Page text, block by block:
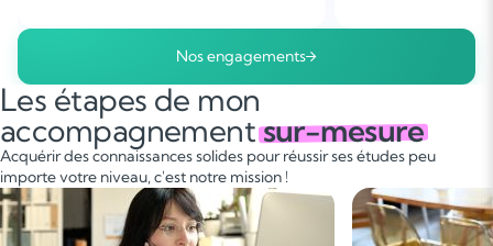
Nos engagements
Les étapes de mon
accompagnementsur-mesure
Acquérir des connaissances solides pour réussir ses études peu
importe votre niveau, c'est notre mission !